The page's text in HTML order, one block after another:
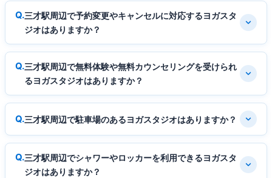
三才駅周辺で予約変更やキャンセルに対応するヨガスタ
ジオはありますか？
三才駅周辺で無料体験や無料カウンセリングを受けられ
るヨガスタジオはありますか？
三才駅周辺で駐車場のあるヨガスタジオはありますか？
三才駅周辺でシャワーやロッカーを利用できるヨガスタ
ジオはありますか？